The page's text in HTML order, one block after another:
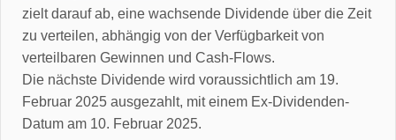
zielt darauf ab, eine wachsende Dividende über die Zeit
zu verteilen, abhängig von der Verfügbarkeit von
verteilbaren Gewinnen und Cash-Flows.
Die nächste Dividende wird voraussichtlich am 19.
Februar 2025 ausgezahlt, mit einem Ex-Dividenden-
Datum am 10. Februar 2025.